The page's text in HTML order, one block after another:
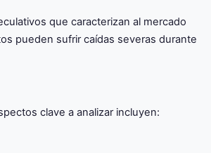
que caracterizan al mercado
pueden sufrir caídas severas durante
clave a analizar incluyen: